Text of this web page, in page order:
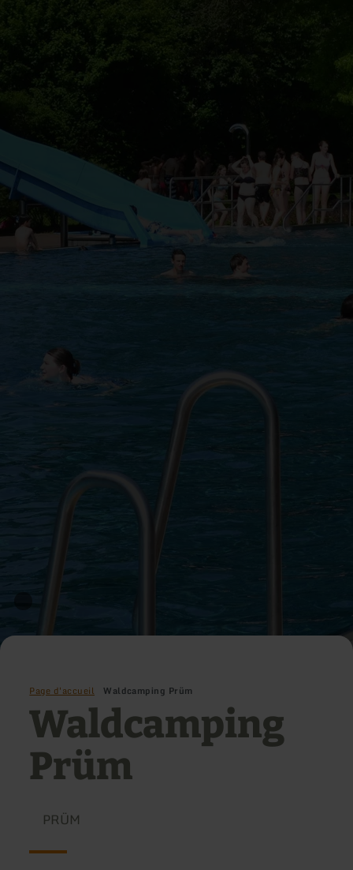
Page d'accueil Waldcamping Prüm
Waldcamping
Prüm
PRÜM